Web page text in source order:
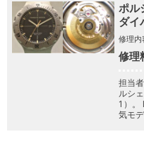
ポル
ダ
修理内
修理
担当
ルシ
1）。
気モ